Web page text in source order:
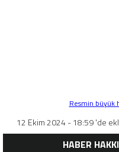
Resmin büyük
12 Ekim 2024 - 18:59 'de
HABER